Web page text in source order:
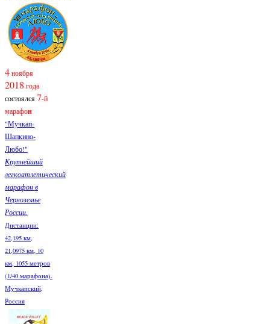
4ноября
2018 года
состоялся7-й
марафон
"Мучкап-
Шапкино-
Любо!"
Крупнейший
легкоатлетический
марафон в
Черноземье
России.
Дистанции:
42,195 км,
21,0975 км, 10
км, 1055 метров
(1/40 марафона).
Мучкапский,
Россия